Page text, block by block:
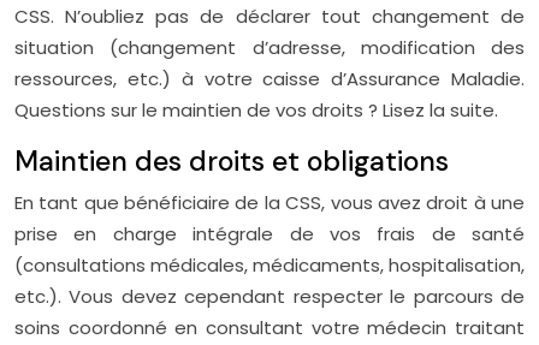
CSS. N’oubliez pas de déclarer tout changement de
situation (changement d’adresse, modification des
ressources, etc.) à votre caisse d’Assurance Maladie.
Questions sur le maintien de vos droits ? Lisez la suite.
Maintien des droits et obligations
En tant que bénéficiaire de la CSS, vous avez droit à une
prise en charge intégrale de vos frais de santé
(consultations médicales, médicaments, hospitalisation,
etc.). Vous devez cependant respecter le parcours de
soins coordonné en consultant votre médecin traitant